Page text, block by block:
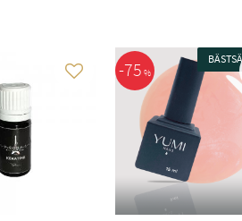
Lägg till i favoriter
75 %